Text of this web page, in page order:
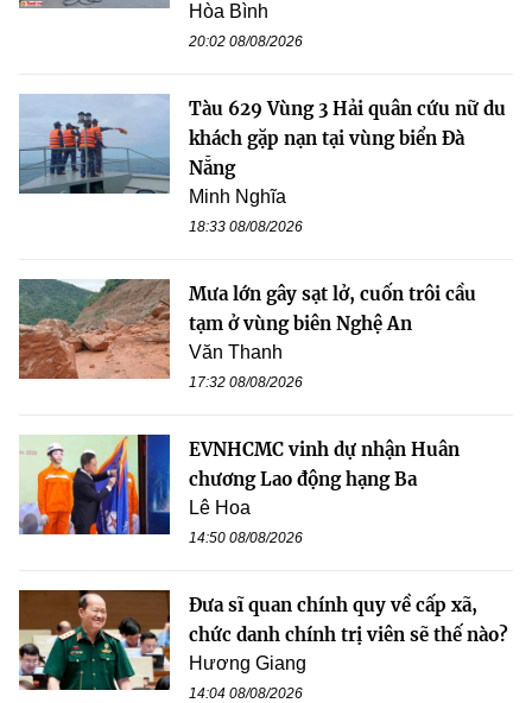
Hòa Bình
20:02 08/08/2026
Tàu 629 Vùng 3 Hải quân cứu nữ du
khách gặp nạn tại vùng biển Đà
Nẵng
Minh Nghĩa
18:33 08/08/2026
Mưa lớn gây sạt lở, cuốn trôi cầu
tạm ở vùng biên Nghệ An
Văn Thanh
17:32 08/08/2026
EVNHCMC vinh dự nhận Huân
chương Lao động hạng Ba
Lê Hoa
14:50 08/08/2026
Đưa sĩ quan chính quy về cấp xã,
chức danh chính trị viên sẽ thế nào?
Hương Giang
14:04 08/08/2026